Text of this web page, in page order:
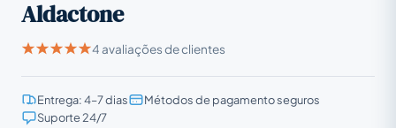
Aldactone
4 avaliações de clientes
Entrega: 4–7 dias
Métodos de pagamento seguros
Suporte 24/7